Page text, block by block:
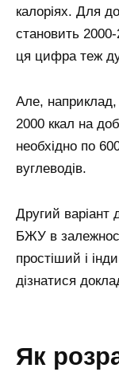
калоріях. Для
становить
ця цифра теж
Але, наприклад,
2000 ккал на
необхідно по
вуглеводів.
Другий варіант
БЖУ в
простіший і
дізнатися
як розрахувати свою